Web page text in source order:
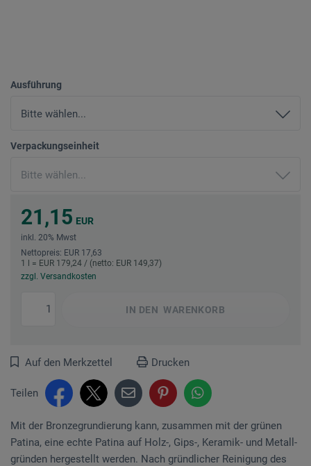
Ausführung
Verpackungseinheit
21,15 EUR
inkl. 20% Mwst
Nettopreis: EUR 17,63
1 l = EUR 179,24 / (netto: EUR 149,37)
zzgl. Versandkosten
IN DEN WARENKORB
Auf den Merkzettel Drucken
Teilen
Mit der Bronzegrundierung kann, zusammen mit der grünen
Patina, eine echte Patina auf Holz-, Gips-, Keramik- und Metall­
gründen hergestellt werden. Nach gründlicher Reinigung des